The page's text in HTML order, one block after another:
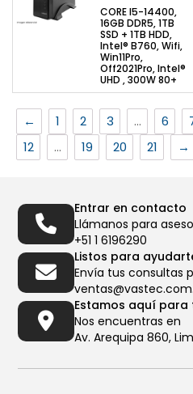
CORE I5-14400,
16GB DDR5, 1TB
SSD + 1TB HDD,
Intel® B760, Wifi,
Win11Pro,
Off2021Pro, Intel®
UHD , 300W 80+
← 1 2 3 … 6
12
… 19 20 21 →
Entrar en contacto
Llámanos para
+51 1 6196290
Listos para
Envía tus consultas
Estamos aquí para
Nos encuentras en
Av. Arequipa 860,